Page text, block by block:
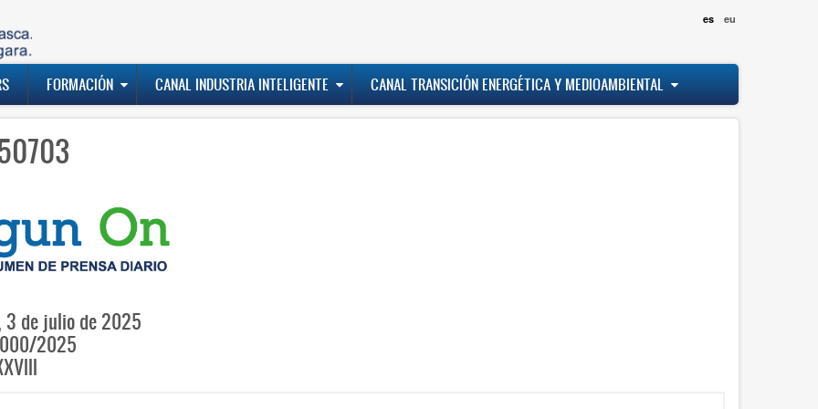
es eu
FORMACIÓN CANAL INDUSTRIA INTELIGENTE CANAL TRANSICIÓN ENERGÉTICA Y MEDIOAMBIENTAL
3 de julio de 2025
2025